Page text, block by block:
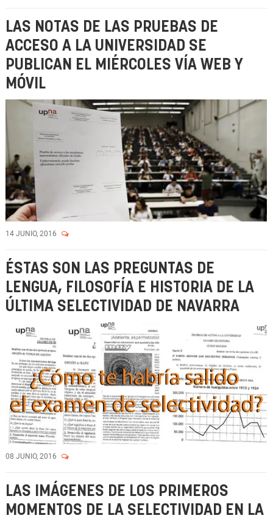
LAS NOTAS DE LAS PRUEBAS DE
ACCESO A LA UNIVERSIDAD SE
PUBLICAN EL MIÉRCOLES VÍA WEB Y
MÓVIL
14 JUNIO, 2016
ÉSTAS SON LAS PREGUNTAS DE
LENGUA, FILOSOFÍA E HISTORIA DE LA
ÚLTIMA SELECTIVIDAD DE NAVARRA
08 JUNIO, 2016
LAS IMÁGENES DE LOS PRIMEROS
MOMENTOS DE LA SELECTIVIDAD EN LA